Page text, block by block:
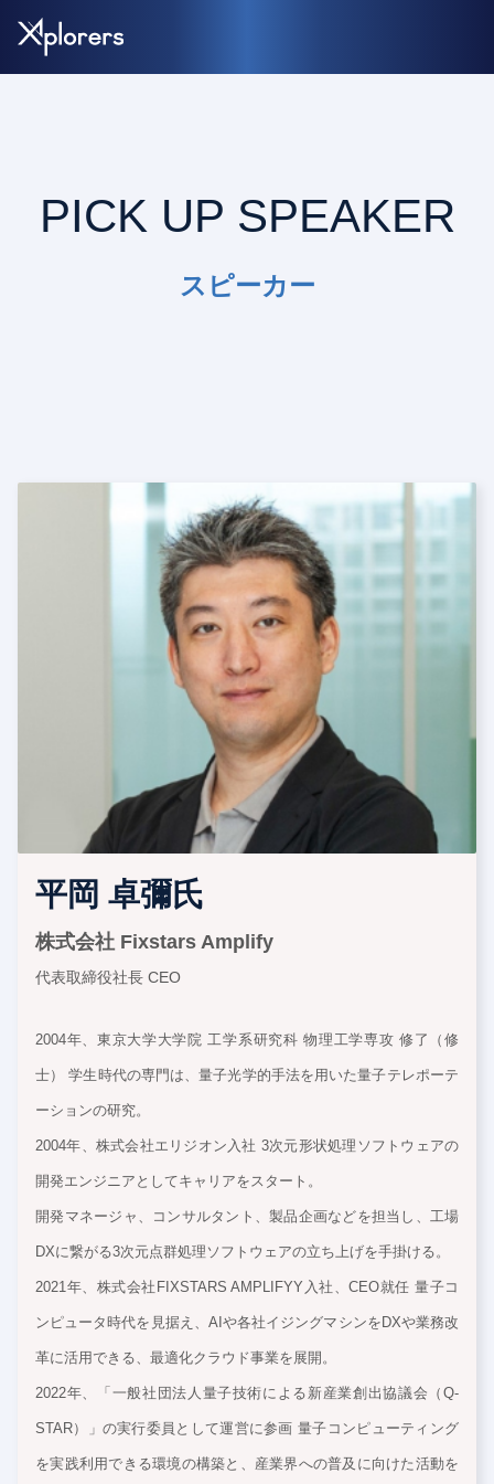
PICK UP SPEAKER
スピーカー
平岡 卓彌氏
株式会社 Fixstars Amplify
代表取締役社長 CEO
2004年、東京大学大学院 工学系研究科 物理工学専攻 修了（修
士） 学生時代の専門は、量子光学的手法を用いた量子テレポーテ
ーションの研究。
2004年、株式会社エリジオン入社 3次元形状処理ソフトウェアの
開発エンジニアとしてキャリアをスタート。
開発マネージャ、コンサルタント、製品企画などを担当し、工場
DXに繋がる3次元点群処理ソフトウェアの立ち上げを手掛ける。
2021年、株式会社FIXSTARS AMPLIFYY入社、CEO就任 量子コ
ンピュータ時代を見据え、AIや各社イジングマシンをDXや業務改
革に活用できる、最適化クラウド事業を展開。
2022年、「一般社団法人量子技術による新産業創出協議会（Q-
STAR）」の実行委員として運営に参画 量子コンピューティング
を実践利用できる環境の構築と、産業界への普及に向けた活動を